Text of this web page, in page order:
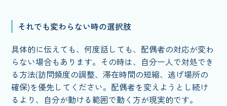
それでも変わらない時の選択肢
具体的に伝えても、何度話しても、配偶者の対応が変わ
らない場合もあります。その時は、自分一人で対処でき
る方法(訪問頻度の調整、滞在時間の短縮、逃げ場所の
確保)を優先してください。配偶者を変えようとし続け
るより、自分が動ける範囲で動く方が現実的です。